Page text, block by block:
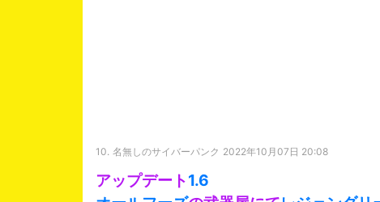
10. 名無しのサイバーパンク 2022年10月07日 20:08
アップデート1.6